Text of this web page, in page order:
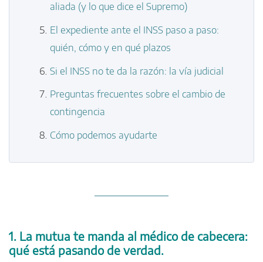
aliada (y lo que dice el Supremo)
El expediente ante el INSS paso a paso:
quién, cómo y en qué plazos
Si el INSS no te da la razón: la vía judicial
Preguntas frecuentes sobre el cambio de
contingencia
Cómo podemos ayudarte
1. La mutua te manda al médico de cabecera:
qué está pasando de verdad.